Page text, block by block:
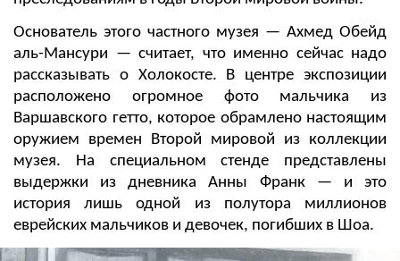
Основатель этого частного музея — Ахмед Обейд
аль-Мансури — считает, что именно сейчас надо
рассказывать о Холокосте. В центре экспозиции
расположено огромное фото мальчика из
Варшавского гетто, которое обрамлено настоящим
оружием времен Второй мировой из коллекции
музея. На специальном стенде представлены
выдержки из дневника Анны Франк — и это
история лишь одной из полутора миллионов
еврейских мальчиков и девочек, погибших в Шоа.